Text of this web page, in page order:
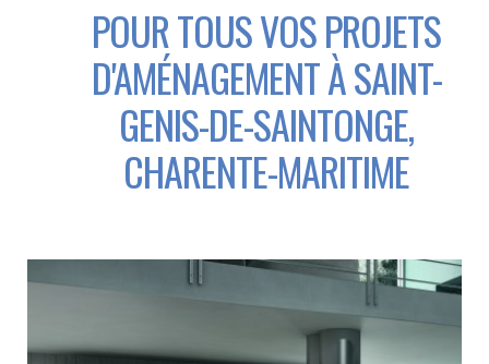
POUR TOUS VOS PROJETS
D'AMÉNAGEMENT À SAINT-
GENIS-DE-SAINTONGE,
CHARENTE-MARITIME